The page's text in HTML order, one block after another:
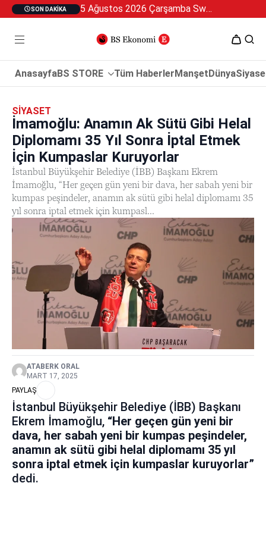
SON DAKIKA 5 Ağustos 2026 Çarşamba Swan Özel 2
AnasayfaBS STORE Tüm HaberlerManşetDünya
SIYASET
İmamoğlu: Anamın Ak Sütü Gibi Helal
Diplomamı 35 Yıl Sonra İptal Etmek
İçin Kumpaslar Kuruyorlar
İstanbul Büyükşehir Belediye (İBB) Başkanı Ekrem
İmamoğlu, “Her geçen gün yeni bir dava, her sabah yeni bir
kumpas peşindeler, anamın ak sütü gibi helal diplomamı 35
yıl sonra iptal etmek için kumpasl...
ATABERK ORAL
MART 17, 2025
PAYLAŞ
İstanbul Büyükşehir Belediye (İBB) Başkanı
Ekrem İmamoğlu, “Her geçen gün yeni bir
dava, her sabah yeni bir kumpas peşindeler,
anamın ak sütü gibi helal diplomamı 35 yıl
sonra iptal etmek için kumpaslar kuruyorlar”
dedi.